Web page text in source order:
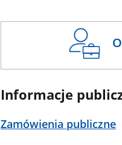
Informacje
Zamówienia publiczne